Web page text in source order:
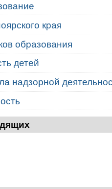
края
образования
детей
надзорной